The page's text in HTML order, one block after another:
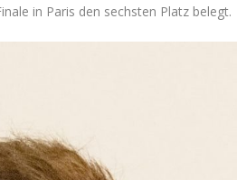
in Paris den sechsten Platz belegt.